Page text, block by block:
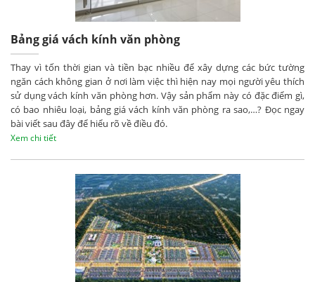
Bảng giá vách kính văn phòng
Thay vì tốn thời gian và tiền bạc nhiều để xây dựng các bức tường
ngăn cách không gian ở nơi làm việc thì hiện nay mọi người yêu thích
sử dụng vách kính văn phòng hơn. Vậy sản phẩm này có đặc điểm gì,
có bao nhiêu loại, bảng giá vách kính văn phòng ra sao,…? Đọc ngay
bài viết sau đây để hiểu rõ về điều đó.
Xem chi tiết